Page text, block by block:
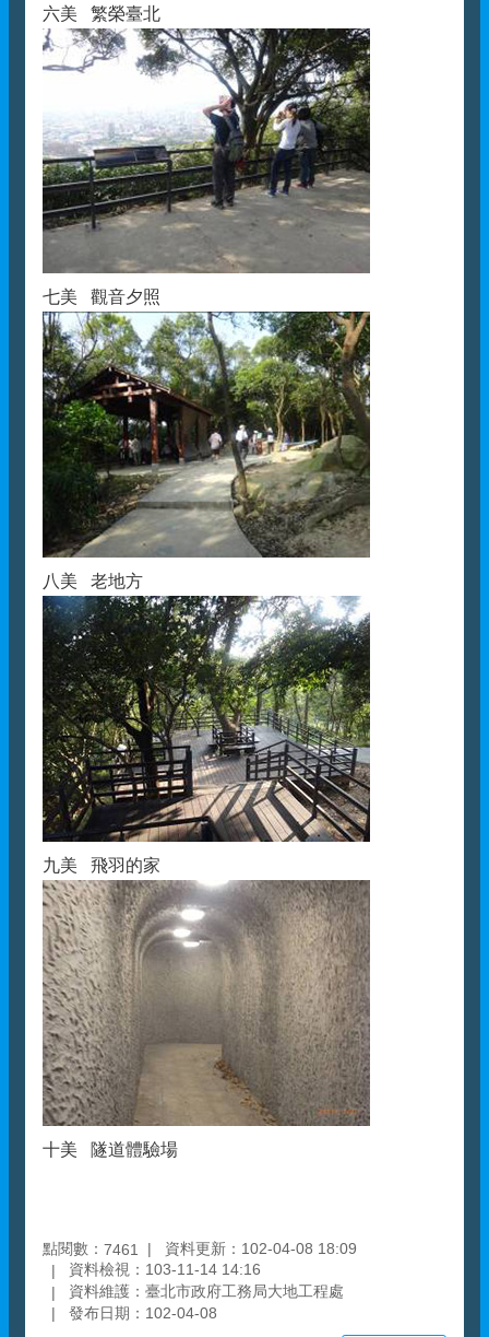
六美 繁榮臺北
七美 觀音夕照
八美 老地方
九美 飛羽的家
十美 隧道體驗場
點閱數： 7461
資料更新：102-04-08 18:09
資料檢視：103-11-14 14:16
資料維護：臺北市政府工務局大地工程處
發布日期：102-04-08